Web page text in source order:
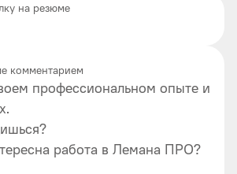
на резюме
профессиональном опыте и
работа в Лемана ПРО?
комментарием